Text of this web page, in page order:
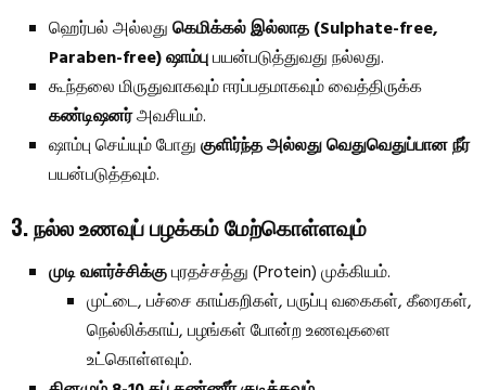
ஹெர்பல் அல்லதுகெமிக்கல் இல்லாத (Sulphate-free,
Paraben-free) ஷாம்புபயன்படுத்துவது நல்லது.
கூந்தலை மிருதுவாகவும் ஈரப்பதமாகவும் வைத்திருக்க
கண்டிஷனர்அவசியம்.
ஷாம்பு செய்யும் போதுகுளிர்ந்த அல்லது வெதுவெதுப்பான நீர்
பயன்படுத்தவும்.
3. நல்ல உணவுப் பழக்கம் மேற்கொள்ளவும்
முடி வளர்ச்சிக்குபுரதச்சத்து (Protein) முக்கியம்.
முட்டை, பச்சை காய்கறிகள், பருப்பு வகைகள், கீரைகள்,
நெல்லிக்காய், பழங்கள் போன்ற உணவுகளை
உட்கொள்ளவும்.